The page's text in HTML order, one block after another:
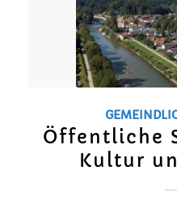
Öffentliche
Kultur